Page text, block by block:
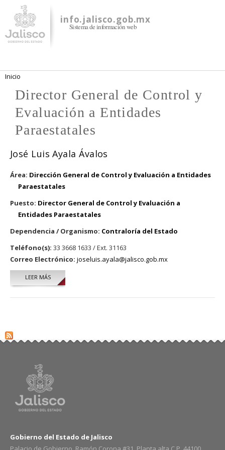
contenido
principal
info.jalisco.gob.mx
Sistema de información web
Se encuentra usted aquí
Inicio
Director General de Control y
Evaluación a Entidades
Paraestatales
José Luis Ayala Ávalos
Área: Dirección General de Control y Evaluación a Entidades
Paraestatales
Puesto: Director General de Control y Evaluación a
Entidades Paraestatales
Dependencia / Organismo: Contraloría del Estado
Teléfono(s): 33 3668 1633 / Ext. 31163
Correo Electrónico: joseluis.ayala@jalisco.gob.mx
LEER MÁSSOBRE JOSÉ LUIS AYALA ÁVALOS
Gobierno del Estado de Jalisco